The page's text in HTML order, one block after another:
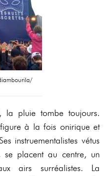
la pluie tombe toujours.
à la fois onirique et
instruementalistes vétus
se placent au centre, un
airs surréalistes. La